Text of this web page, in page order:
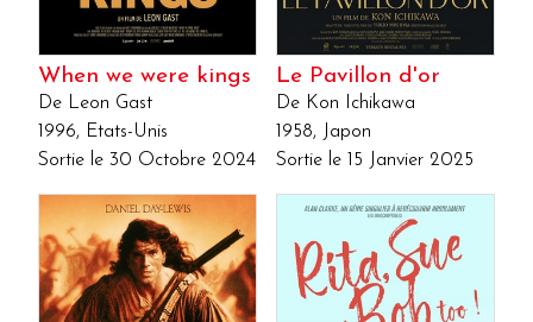
When we were kings
De Leon Gast
1996, Etats-Unis
Sortie le 30 Octobre 2024
Le Pavillon d'or
De Kon Ichikawa
1958, Japon
Sortie le 15 Janvier 2025